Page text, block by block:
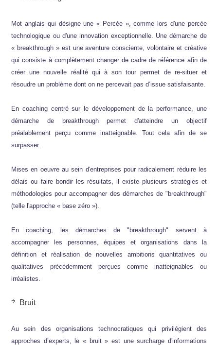
Mot anglais qui désigne une « Percée », comme lors d'une percée
technologique ou d'une innovation exceptionnelle. Une démarche de
« breakthrough » est une aventure consciente, volontaire et créative
qui consiste à complètement changer de cadre de référence afin de
créer une nouvelle réalité qui à son tour permet de re-situer et
résoudre un problème dont on ne percevait pas d’issue satisfaisante.
En coaching centré sur le développement de la performance, une
démarche de breakthrough permet d'atteindre un objectif
préalablement perçu comme inatteignable. Tout cela afin de se
surpasser.
Mises en oeuvre au sein d'entreprises pour radicalement réduire les
délais ou faire bondir les résultats, il existe plusieurs stratégies et
méthodologies pour accompagner des démarches de "breakthrough"
(telle l'approche « base zéro »).
En coaching, les démarches de "breakthrough" servent à
accompagner les personnes, équipes et organisations dans la
définition et réalisation de nouvelles ambitions quantitatives ou
qualitatives précédemment perçues comme inatteignables ou
irréalistes.
Bruit
Au sein des organisations technocratiques qui privilégient des
approches d’experts, le « bruit » est une surcharge d'informations